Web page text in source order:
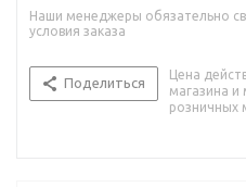
Наши менеджеры обязательно
условия заказа
Поделиться
Цена
магазина и
розничных